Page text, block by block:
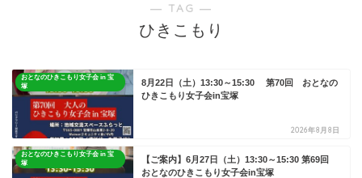
― TAG ―
ひきこもり
おとなのひきこもり女子会 in 宝
塚
8月22日（土）13:30～15:30 第70回 おとなの
ひきこもり女子会in宝塚
2026年8月8日
おとなのひきこもり女子会 in 宝
塚
【ご案内】6月27日（土）13:30～15:30 第69回
おとなのひきこもり女子会in宝塚